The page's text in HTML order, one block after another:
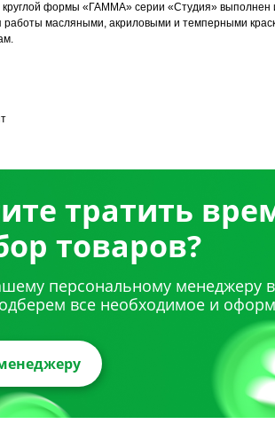
формы «ГАММА» серии «Студия» выполнен
работы масляными, акриловыми и темперными
тратить
товаров?
персональному менеджеру
все необходимое и